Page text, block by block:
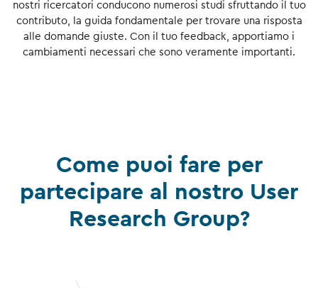
nostri ricercatori conducono numerosi studi sfruttando il tuo
contributo, la guida fondamentale per trovare una risposta
alle domande giuste. Con il tuo feedback, apportiamo i
cambiamenti necessari che sono veramente importanti.
Come puoi fare per
partecipare al nostro User
Research Group?